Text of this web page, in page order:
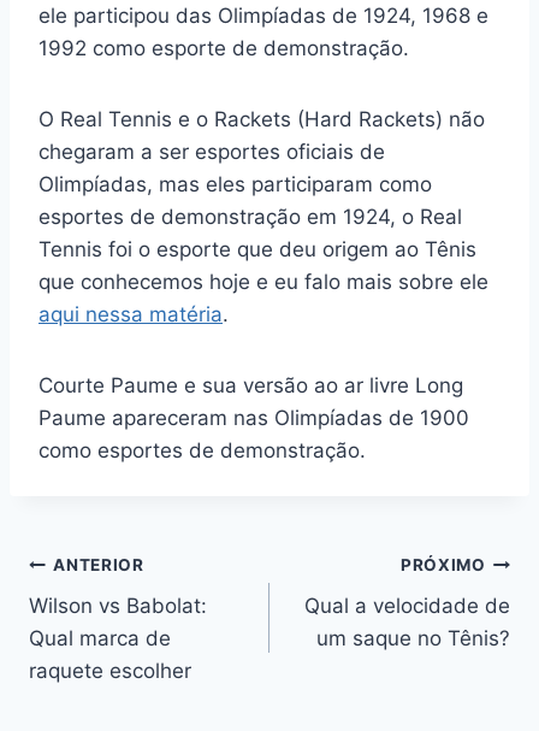
ele participou das Olimpíadas de 1924, 1968 e
1992 como esporte de demonstração.
O Real Tennis e o Rackets (Hard Rackets) não
chegaram a ser esportes oficiais de
Olimpíadas, mas eles participaram como
esportes de demonstração em 1924, o Real
Tennis foi o esporte que deu origem ao Tênis
que conhecemos hoje e eu falo mais sobre ele
aqui nessa matéria.
Courte Paume e sua versão ao ar livre Long
Paume apareceram nas Olimpíadas de 1900
como esportes de demonstração.
Navegação
de
Post
ANTERIOR
Wilson vs Babolat:
Qual marca de
raquete escolher
PRÓXIMO
Qual a velocidade de
um saque no Tênis?